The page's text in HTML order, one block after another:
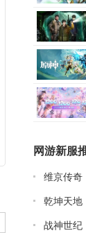
网游新服
维京传奇
乾坤天地
战神世纪